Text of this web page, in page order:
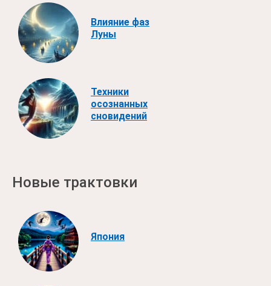
Влияние фаз
Луны
Техники
осознанных
сновидений
Новые трактовки
Япония